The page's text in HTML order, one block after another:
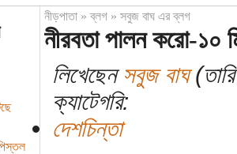
নীড়পাতা»ব্লগ» সবুজ বাঘ এর ব্লগ
নীরবতা পালন করো-১০
লিখেছেনসবুজ বাঘ
ক্যাটেগরি:
দেশচিন্তা